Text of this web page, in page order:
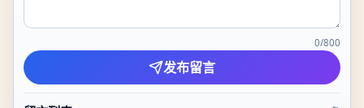
0/800
发布留言